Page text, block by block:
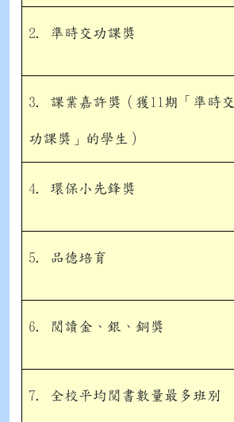
2. 準時交功課獎
3. 課業嘉許獎（獲11期「準時交
功課獎」的學生）
4. 環保小先鋒獎
5. 品德培育
6. 閲讀金、銀、銅獎
7. 全校平均閲書數量最多班別